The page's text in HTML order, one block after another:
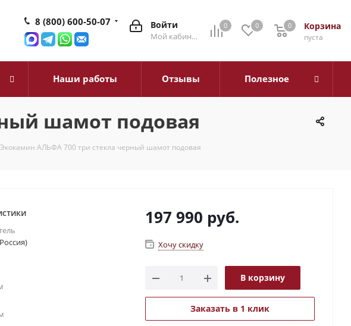
0 0 Корзина
0
пуста
0
Войти
Мой кабинет
8 (800) 600-50-07
Наши работы Отзывы Полезное
шамот подовая
Экокамин АЛЬФА 700 три стекла черный шамот подовая
197 990 руб.
Хочу скидку
В корзину
Заказать в 1 клик